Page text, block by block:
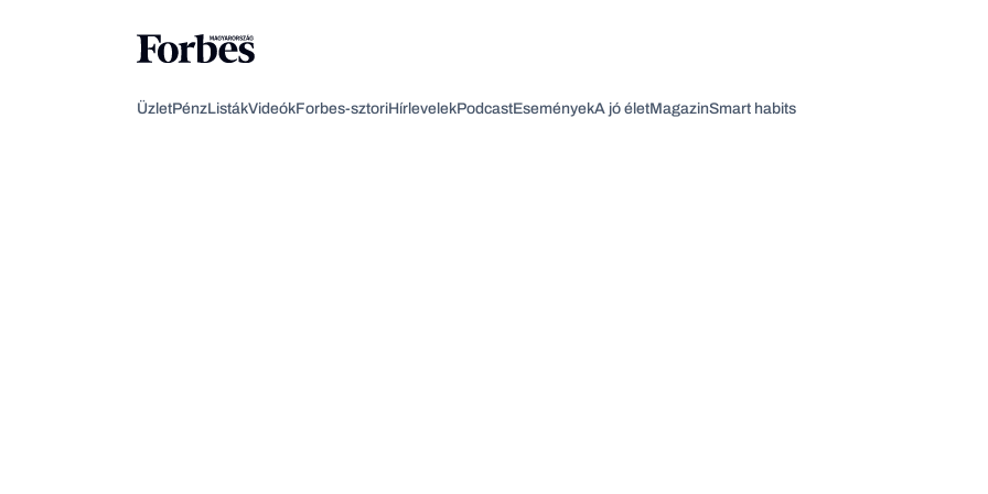
ÜzletPénzListákVideókForbes-sztoriHírlevelekPodcastEseményekA jó életMagazinSmart habits